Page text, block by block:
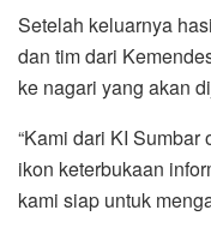
Setelah keluarnya
dan tim dari
ke nagari yang akan
“Kami dari KI
ikon keterbukaan
kami siap untuk